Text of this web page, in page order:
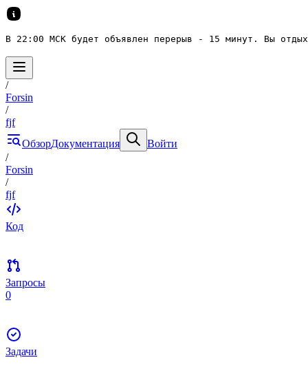
В 22:00 МСК будет объявлен перерыв - 15 минут. Вы
/
Forsin
/
fjf
ОбзорДокументация
Войти
/
Forsin
/
fjf
Код
Запросы
0
Задачи